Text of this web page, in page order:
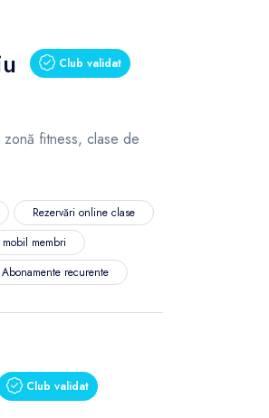
Club validat
zonă fitness, clase de
Rezervări online clase
membri
Abonamente recurente
Club validat